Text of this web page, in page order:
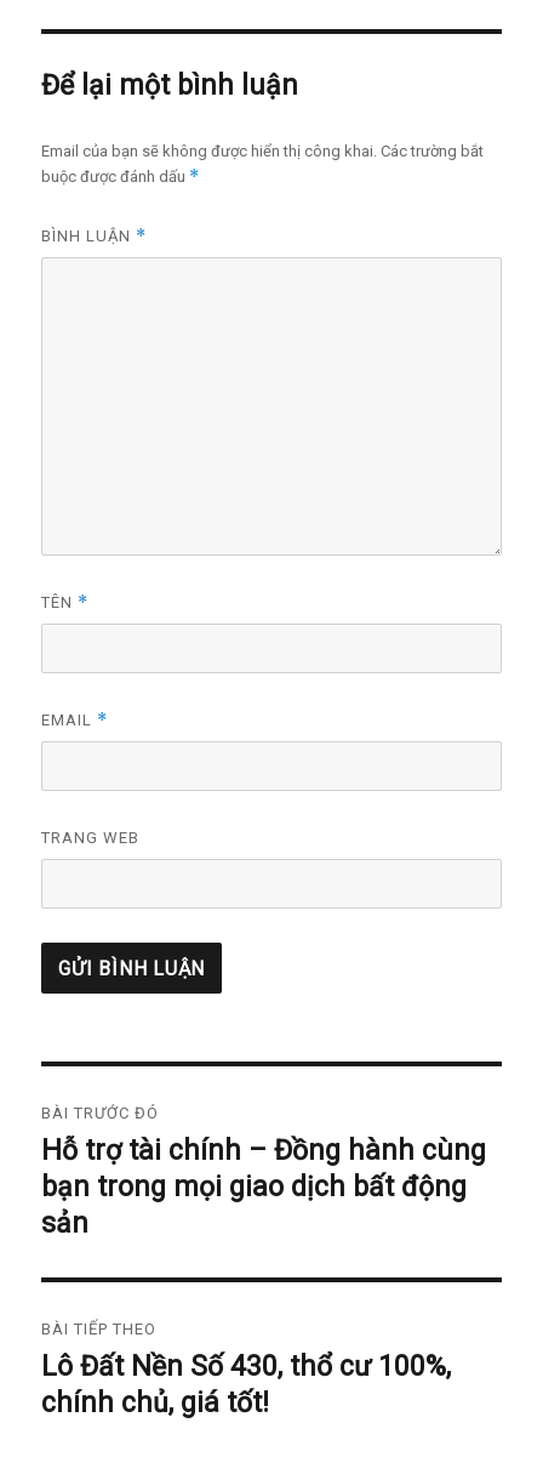
Để lại một bình luận
Email của bạn sẽ không được hiển thị công khai. Các trường bắt
buộc được đánh dấu *
BÌNH LUẬN *
TÊN *
EMAIL *
TRANG WEB
hướng
bài
viết
BÀI TRƯỚC ĐÓ
Bài
trước
đó:
Hỗ trợ tài chính – Đồng hành cùng
bạn trong mọi giao dịch bất động
sản
BÀI TIẾP THEO
Bài
tiếp
Lô Đất Nền Số 430, thổ cư 100%,
chính chủ, giá tốt!